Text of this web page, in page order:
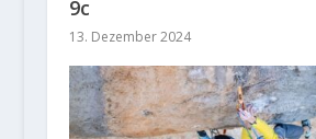
9c
13. Dezember 2024